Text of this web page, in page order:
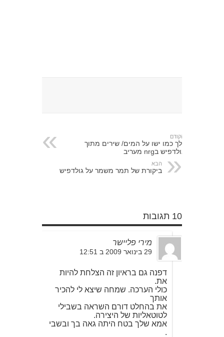
הקודם
נלך כמו ישו על המים/ שירים מתוך
גולדפיש בnrg מעריב
הבא
ביקורת של תמר משמר על גולדפיש
10 תגובות
מירי פליישר
29 בינואר 2009 ב 12:51
דפנה גם בראיון זה הצלחת להיות
את.
כולי הערכה. שמחה שיצא לי להכיר
אותך
את בהחלט דורם השראה בשבילי
לטוטאליות של היצירה.
אמא שלך בטח היתה גאה בך ובשבי
.